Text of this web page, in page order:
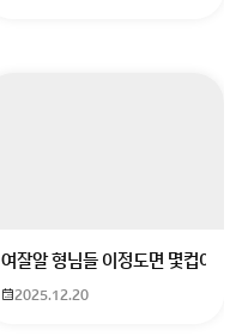
여잘알 형님들 이정도면 몇컵이에
2025.12.20